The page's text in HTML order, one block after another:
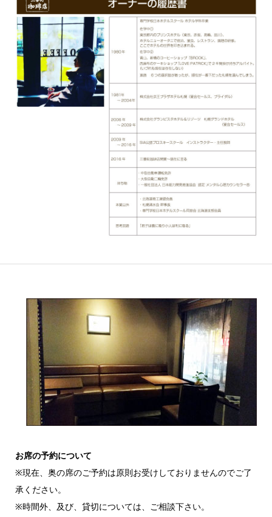
お席の予約について
※現在、奥の席のご予約は原則お受けしておりませんのでご了
承ください。
※時間外、及び、貸切については、ご相談下さい。